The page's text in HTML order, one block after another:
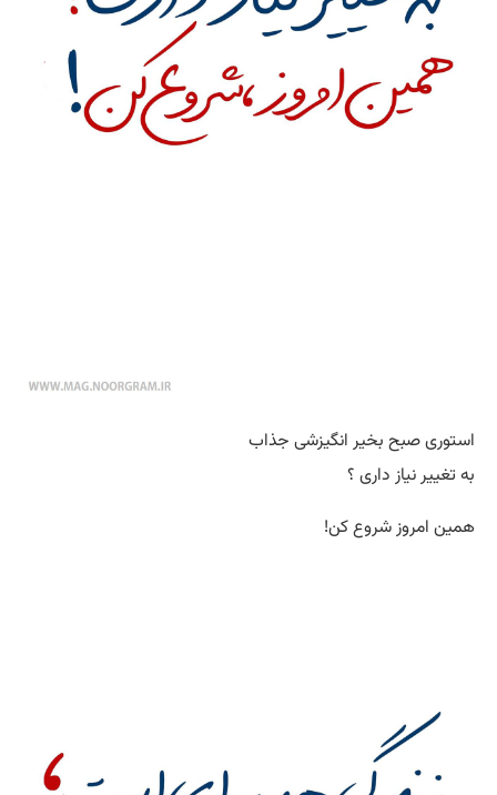
استوری صبح بخیر انگیزشی جذاب
به تغییر نیاز داری ؟
همین امروز شروع کن!